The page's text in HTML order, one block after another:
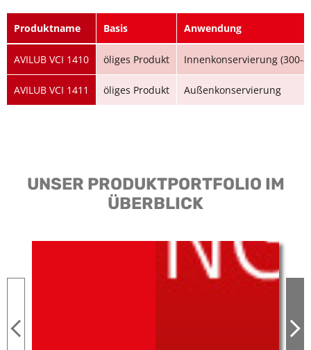
Produktname Basis Anwendung
AVILUB VCI 1410 öliges Produkt Innenkonservierung (300-
AVILUB VCI 1411 öliges Produkt Außenkonservierung
UNSER PRODUKTPORTFOLIO IM
ÜBERBLICK